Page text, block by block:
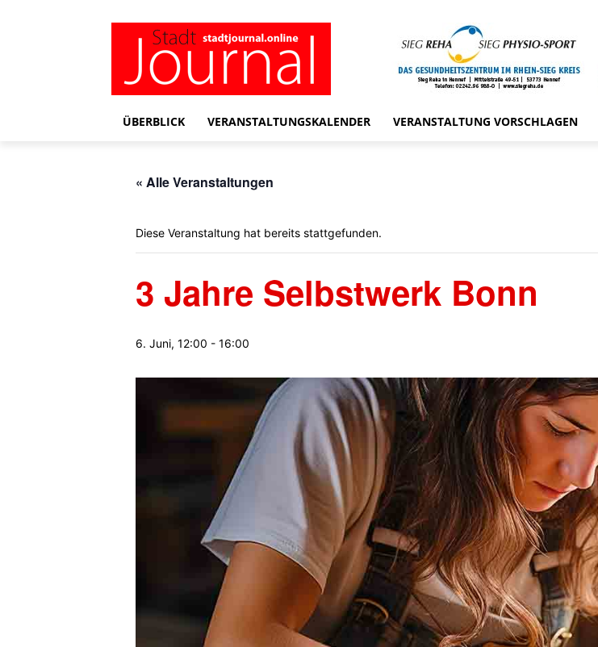
ÜBERBLICK VERANSTALTUNGSKALENDER VERANSTALTUNG VORSCHLAGEN
« Alle Veranstaltungen
Diese Veranstaltung hat bereits stattgefunden.
3 Jahre Selbstwerk Bonn
6. Juni, 12:00 - 16:00